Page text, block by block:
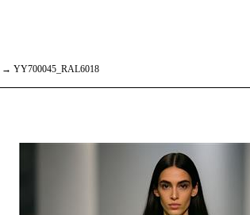
→ YY700045_RAL6018